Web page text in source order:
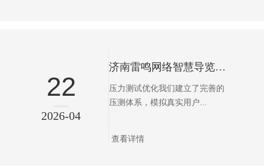
22
2026-04
济南雷鸣网络智慧导览性能优化篇——全链路性能监控，确保导航系统毫秒级响应体验
压力测试优化我们建立了完善的
压测体系，模拟真实用户...
查看详情